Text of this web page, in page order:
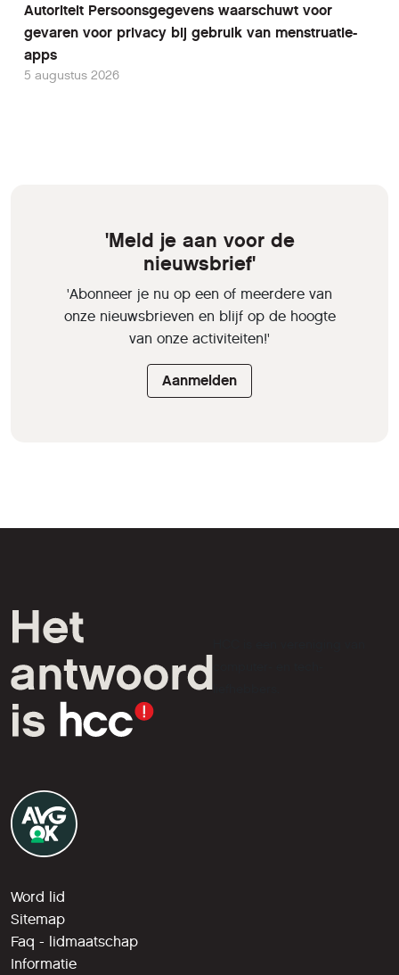
Autoriteit Persoonsgegevens waarschuwt voor
gevaren voor privacy bij gebruik van menstruatie-
apps
5 augustus 2026
'Meld je aan voor de
nieuwsbrief'
'Abonneer je nu op een of meerdere van
onze nieuwsbrieven en blijf op de hoogte
van onze activiteiten!'
Aanmelden
liefhebbers.
Word lid
Sitemap
Faq - lidmaatschap
Informatie